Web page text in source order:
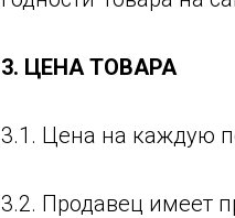
3. ЦЕНА ТОВАРА
3.1. Цена на каждую
3.2. Продавец имеет